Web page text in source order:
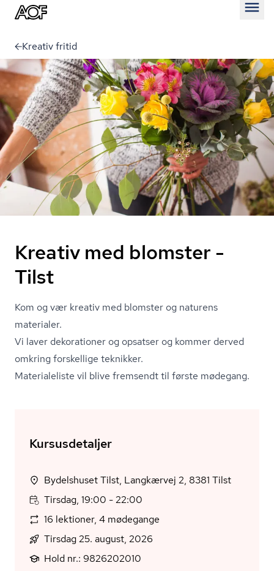
Kreativ fritid
Kreativ med blomster -
Tilst
Kom og vær kreativ med blomster og naturens
materialer.
Vi laver dekorationer og opsatser og kommer derved
omkring forskellige teknikker.
Materialeliste vil blive fremsendt til første mødegang.
Kursusdetaljer
Bydelshuset Tilst, Langkærvej 2, 8381 Tilst
Tirsdag, 19:00 - 22:00
16 lektioner, 4 mødegange
Tirsdag 25. august, 2026
Hold nr.: 9826202010